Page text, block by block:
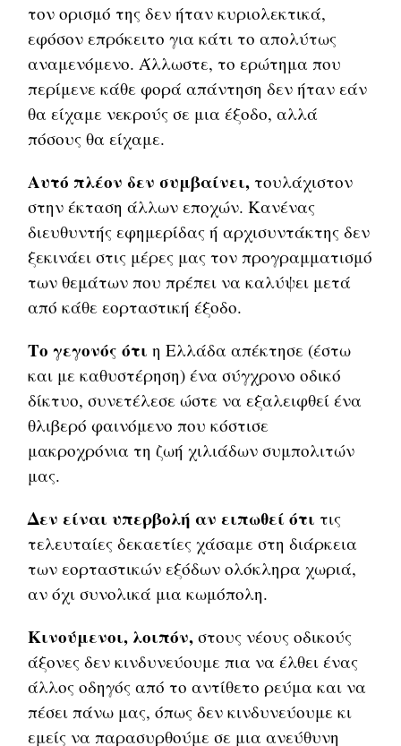
τον ορισμό της δεν ήταν κυριολεκτικά,
εφόσον επρόκειτο για κάτι το απολύτως
αναμενόμενο. Άλλωστε, το ερώτημα που
περίμενε κάθε φορά απάντηση δεν ήταν εάν
θα είχαμε νεκρούς σε μια έξοδο, αλλά
πόσους θα είχαμε.
Αυτό πλέον δεν συμβαίνει, τουλάχιστον
στην έκταση άλλων εποχών. Κανένας
διευθυντής εφημερίδας ή αρχισυντάκτης δεν
ξεκινάει στις μέρες μας τον προγραμματισμό
των θεμάτων που πρέπει να καλύψει μετά
από κάθε εορταστική έξοδο.
Το γεγονός ότι η Ελλάδα απέκτησε (έστω
και με καθυστέρηση) ένα σύγχρονο οδικό
δίκτυο, συνετέλεσε ώστε να εξαλειφθεί ένα
θλιβερό φαινόμενο που κόστισε
μακροχρόνια τη ζωή χιλιάδων συμπολιτών
μας.
Δεν είναι υπερβολή αν ειπωθεί ότι τις
τελευταίες δεκαετίες χάσαμε στη διάρκεια
των εορταστικών εξόδων ολόκληρα χωριά,
αν όχι συνολικά μια κωμόπολη.
Κινούμενοι, λοιπόν, στους νέους οδικούς
άξονες δεν κινδυνεύουμε πια να έλθει ένας
άλλος οδηγός από το αντίθετο ρεύμα και να
πέσει πάνω μας, όπως δεν κινδυνεύουμε κι
εμείς να παρασυρθούμε σε μια ανεύθυνη